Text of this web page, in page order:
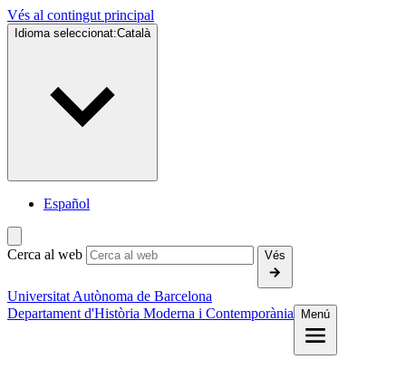
Vés al contingut principal
Idioma seleccionat:Català
Español
Cerca al web Vés
Universitat Autònoma de Barcelona
Departament d'Història Moderna i Contemporània
Menú